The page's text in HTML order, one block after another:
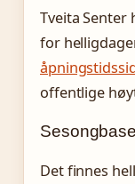
Tveita
for
offentlige
Det finnes